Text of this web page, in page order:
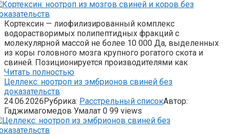
Кортексин — лиофилизированный комплекс
водорастворимых полипептидных фракций с
молекулярной массой не более 10 000 Да, выделенных
из коры головного мозга крупного рогатого скота и
свиней. Позиционируется производителями как
Читать полностью
Целлекс: ноотроп из эмбрионов свиней без
доказательств
24.06.2026Рубрика: Расстрельный списокАвтор:
Гаджимагомедов Умалат 0 99 views